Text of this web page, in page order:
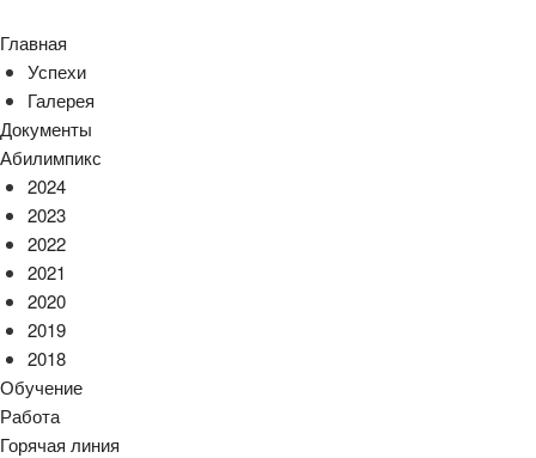
Главная
Успехи
Галерея
Документы
Абилимпикс
2024
2023
2022
2021
2020
2019
2018
Обучение
Работа
Горячая линия